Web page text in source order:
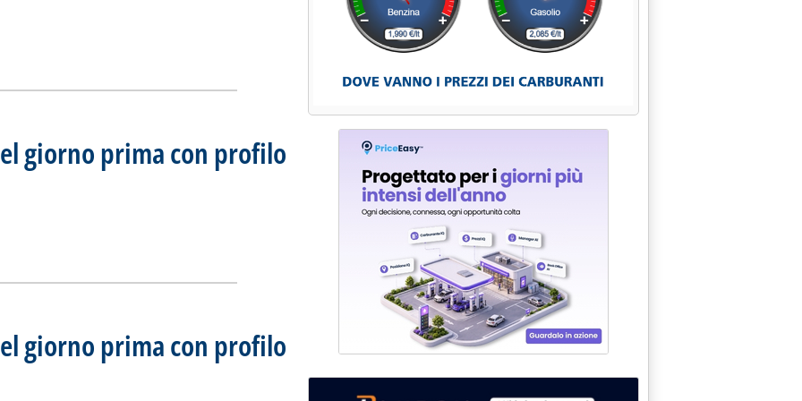
del giorno prima con profilo AU'
giorno prima con profilo
del giorno prima con profilo AU'
giorno prima con profilo
2007